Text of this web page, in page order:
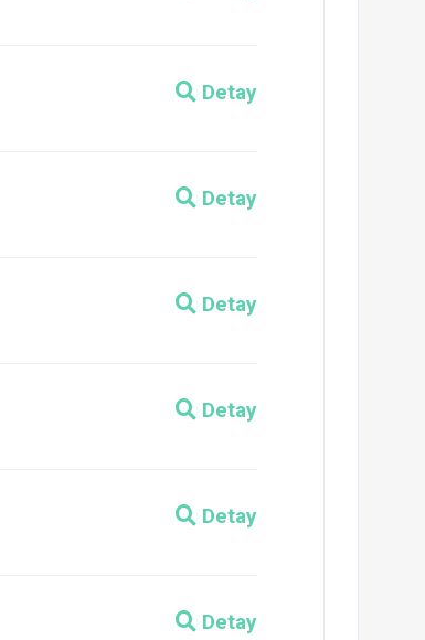
Detay
Detay
Detay
Detay
Detay
Detay